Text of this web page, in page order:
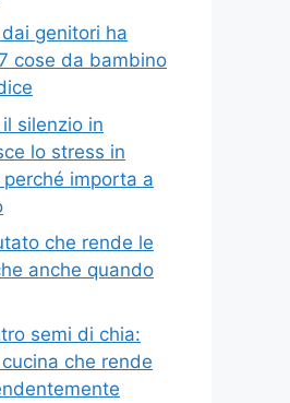
genitori ha
cose da bambino
silenzio in
lo stress in
importa a
che rende le
anche quando
semi di chia:
che rende